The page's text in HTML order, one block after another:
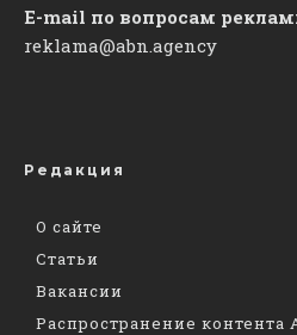
E-mail по вопросам
reklama@abn.agency
Редакция
О сайте
Статьи
Вакансии
Распространение контента